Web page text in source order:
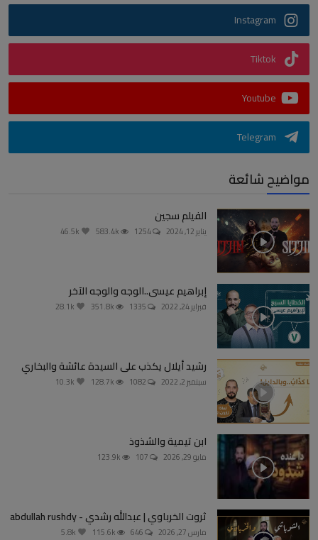
Instagram
Tiktok
Youtube
Telegram
مواضيح شائعة
الفيلم سجين
يناير 12, 2024
إبراهيم عيسى..الوجه والوجه الآخر
فبراير 24, 2022
رشيد أيلال يكذب على السيدة عائشة والبخاري
سبتمبر 2, 2022
ابن تيمية والشذوذ
مايو 29, 2026
ثروت الخرباوي | عبدالله رشدي - abdullah rushdy
مارس 27, 2026